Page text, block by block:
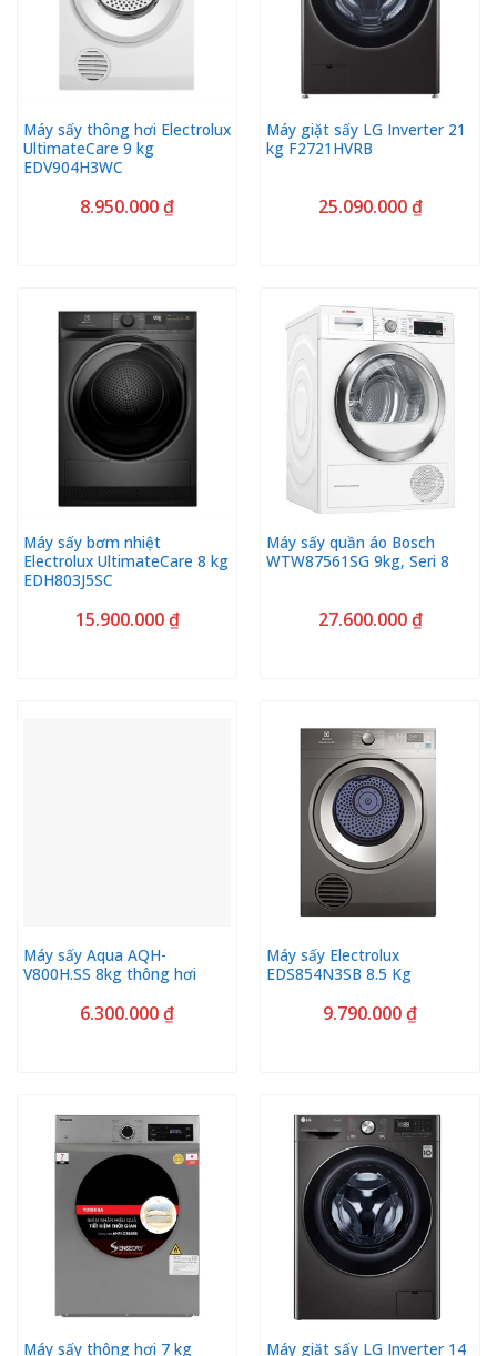
Máy sấy thông hơi Electrolux
UltimateCare 9 kg
EDV904H3WC
8.950.000₫
Máy giặt sấy LG Inverter 21
kg F2721HVRB
25.090.000₫
Máy sấy bơm nhiệt
Electrolux UltimateCare 8 kg
EDH803J5SC
15.900.000₫
Máy sấy quần áo Bosch
WTW87561SG 9kg, Seri 8
27.600.000₫
Máy sấy Aqua AQH-
V800H.SS 8kg thông hơi
6.300.000₫
Máy sấy Electrolux
EDS854N3SB 8.5 Kg
9.790.000₫
Máy sấy thông hơi 7 kg
Máy giặt sấy LG Inverter 14